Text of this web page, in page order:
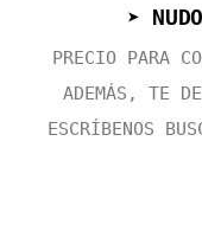
➤
PRECIO PARA
ADEMÁS, TE
ESCRÍBENOS